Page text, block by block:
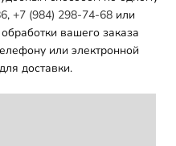
, +7 (984) 298-74-68 или
вашего заказа
или электронной
доставки.